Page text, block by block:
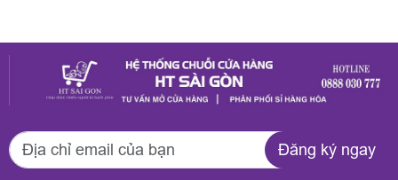
công ty tin chọn mỗi
dịp cuối năm. Đến
doanh nghiệp có thể
người thân, bạn bè,
đối tác? HT Sài Gòn
quận 9 quà Tết trọn
Đăng ký ngay